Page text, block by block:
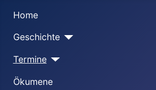
Home
Geschichte
Termine
Ökumene